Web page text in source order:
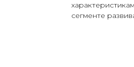
сегменте